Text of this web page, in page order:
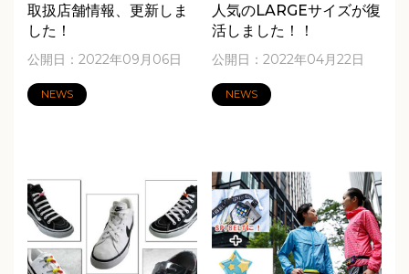
取扱店舗情報、更新しま
した！
公開日：2022年09月06日
NEWS
人気のLARGEサイズが復
活しました！！
公開日：2022年04月22日
NEWS